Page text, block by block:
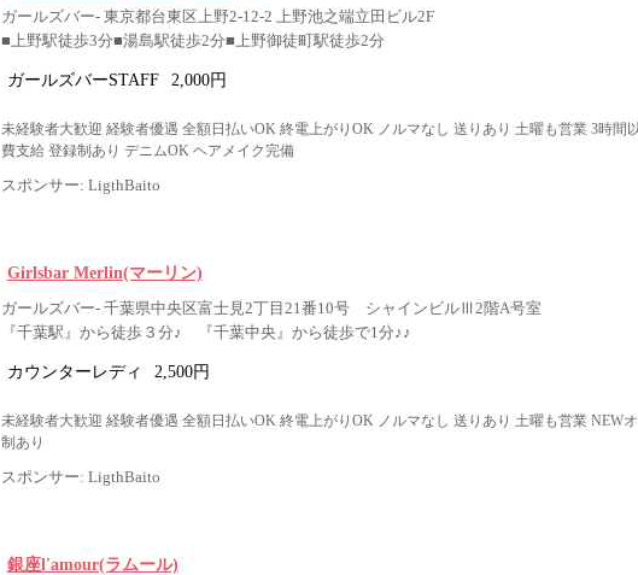
ガールズバー- 東京都台東区上野2-12-2 上野池之端立田ビル2F
■上野駅徒歩3分■湯島駅徒歩2分■上野御徒町駅徒歩2分
ガールズバーSTAFF 2,000円
未経験者大歓迎 経験者優遇 全額日払いOK 終電上がりOK ノルマなし 送りあり 土曜も営業 3時
費支給 登録制あり デニムOK ヘアメイク完備
スポンサー: LigthBaito
Girlsbar Merlin(マーリン)
ガールズバー- 千葉県中央区富士見2丁目21番10号 シャインビルⅢ2階A号室
『千葉駅』から徒歩３分♪ 『千葉中央』から徒歩で1分♪♪
カウンターレディ 2,500円
未経験者大歓迎 経験者優遇 全額日払いOK 終電上がりOK ノルマなし 送りあり 土曜も営業 NEW
制あり
スポンサー: LigthBaito
銀座l'amour(ラムール)